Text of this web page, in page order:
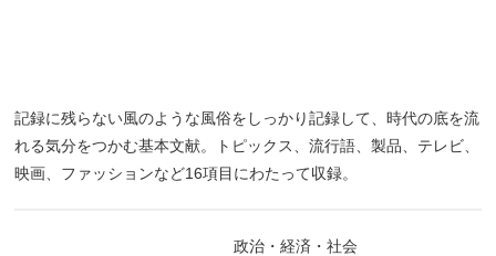
記録に残らない風のような風俗をしっかり記録して、時代の底を流
れる気分をつかむ基本文献。トピックス、流行語、製品、テレビ、
映画、ファッションなど16項目にわたって収録。
政治・経済・社会